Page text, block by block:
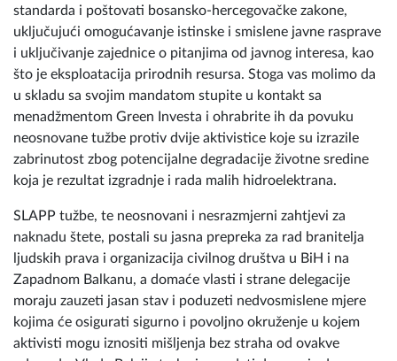
standarda i poštovati bosansko-hercegovačke zakone,
uključujući omogućavanje istinske i smislene javne rasprave
i uključivanje zajednice o pitanjima od javnog interesa, kao
što je eksploatacija prirodnih resursa. Stoga vas molimo da
u skladu sa svojim mandatom stupite u kontakt sa
menadžmentom Green Investa i ohrabrite ih da povuku
neosnovane tužbe protiv dvije aktivistice koje su izrazile
zabrinutost zbog potencijalne degradacije životne sredine
koja je rezultat izgradnje i rada malih hidroelektrana.
SLAPP tužbe, te neosnovani i nesrazmjerni zahtjevi za
naknadu štete, postali su jasna prepreka za rad branitelja
ljudskih prava i organizacija civilnog društva u BiH i na
Zapadnom Balkanu, a domaće vlasti i strane delegacije
moraju zauzeti jasan stav i poduzeti nedvosmislene mjere
kojima će osigurati sigurno i povoljno okruženje u kojem
aktivisti mogu iznositi mišljenja bez straha od ovakve